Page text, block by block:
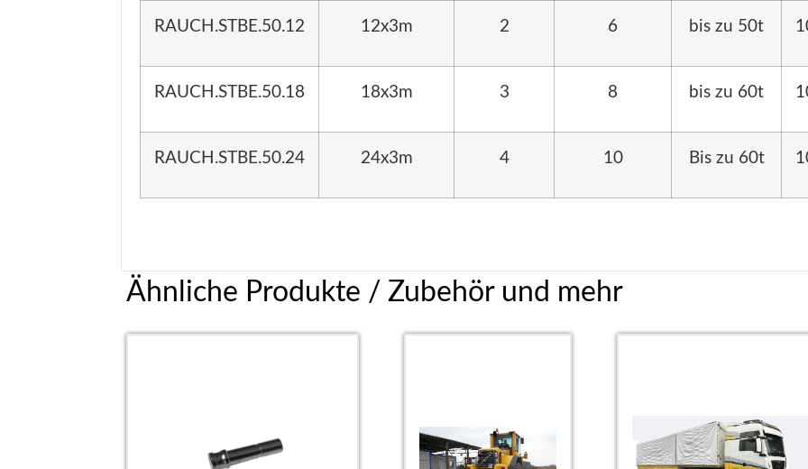
RAUCH.STBE.50.12 12x3m 2 6 bis zu 50t
RAUCH.STBE.50.18 18x3m 3 8 bis zu 60t
RAUCH.STBE.50.24 24x3m 4 10 Bis zu 60t
Ähnliche Produkte / Zubehör und mehr